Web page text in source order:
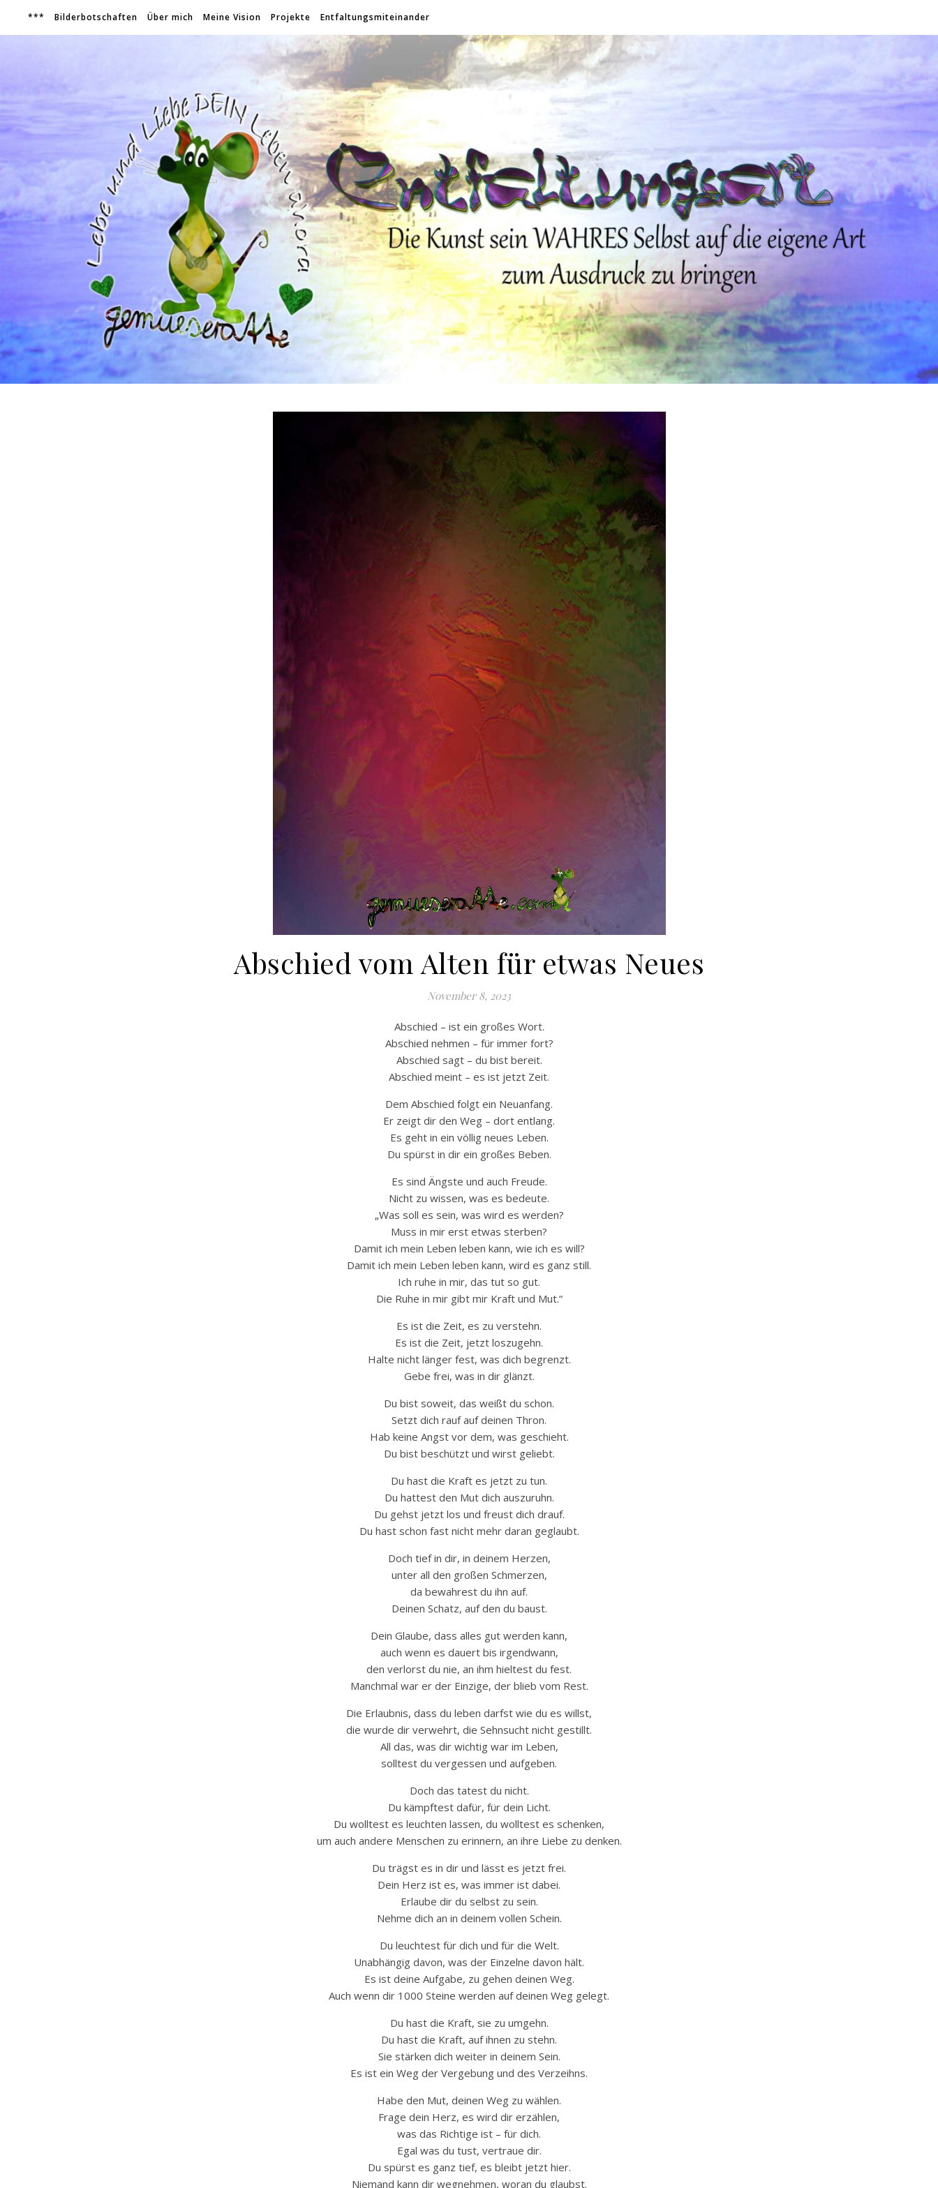
*** Bilderbotschaften Über mich Meine Vision Projekte Entfaltungsmiteinander
Abschied vom Alten für etwas Neues
November 8, 2023
Abschied – ist ein großes Wort.
Abschied nehmen – für immer fort?
Abschied sagt – du bist bereit.
Abschied meint – es ist jetzt Zeit.
Dem Abschied folgt ein Neuanfang.
Er zeigt dir den Weg – dort entlang.
Es geht in ein völlig neues Leben.
Du spürst in dir ein großes Beben.
Es sind Ängste und auch Freude.
Nicht zu wissen, was es bedeute.
„Was soll es sein, was wird es werden?
Muss in mir erst etwas sterben?
Damit ich mein Leben leben kann, wie ich es will?
Damit ich mein Leben leben kann, wird es ganz still.
Ich ruhe in mir, das tut so gut.
Die Ruhe in mir gibt mir Kraft und Mut.“
Es ist die Zeit, es zu verstehn.
Es ist die Zeit, jetzt loszugehn.
Halte nicht länger fest, was dich begrenzt.
Gebe frei, was in dir glänzt.
Du bist soweit, das weißt du schon.
Setzt dich rauf auf deinen Thron.
Hab keine Angst vor dem, was geschieht.
Du bist beschützt und wirst geliebt.
Du hast die Kraft es jetzt zu tun.
Du hattest den Mut dich auszuruhn.
Du gehst jetzt los und freust dich drauf.
Du hast schon fast nicht mehr daran geglaubt.
Doch tief in dir, in deinem Herzen,
unter all den großen Schmerzen,
da bewahrest du ihn auf.
Deinen Schatz, auf den du baust.
Dein Glaube, dass alles gut werden kann,
auch wenn es dauert bis irgendwann,
den verlorst du nie, an ihm hieltest du fest.
Manchmal war er der Einzige, der blieb vom Rest.
Die Erlaubnis, dass du leben darfst wie du es willst,
die wurde dir verwehrt, die Sehnsucht nicht gestillt.
All das, was dir wichtig war im Leben,
solltest du vergessen und aufgeben.
Doch das tatest du nicht.
Du kämpftest dafür, für dein Licht.
Du wolltest es leuchten lassen, du wolltest es schenken,
um auch andere Menschen zu erinnern, an ihre Liebe zu denken.
Du trägst es in dir und lässt es jetzt frei.
Dein Herz ist es, was immer ist dabei.
Erlaube dir du selbst zu sein.
Nehme dich an in deinem vollen Schein.
Du leuchtest für dich und für die Welt.
Unabhängig davon, was der Einzelne davon hält.
Es ist deine Aufgabe, zu gehen deinen Weg.
Auch wenn dir 1000 Steine werden auf deinen Weg gelegt.
Du hast die Kraft, sie zu umgehn.
Du hast die Kraft, auf ihnen zu stehn.
Sie stärken dich weiter in deinem Sein.
Es ist ein Weg der Vergebung und des Verzeihns.
Habe den Mut, deinen Weg zu wählen.
Frage dein Herz, es wird dir erzählen,
was das Richtige ist – für dich.
Egal was du tust, vertraue dir.
Du spürst es ganz tief, es bleibt jetzt hier.
Niemand kann dir wegnehmen, woran du glaubst.